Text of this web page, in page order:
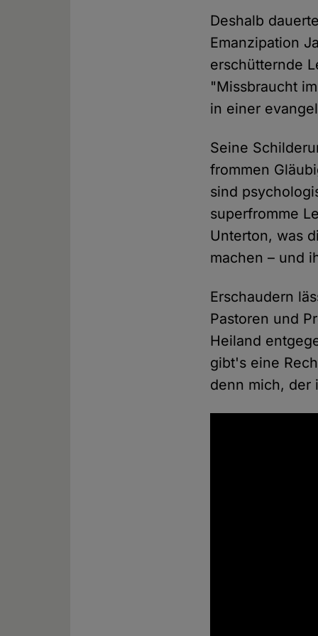
Deshalb
Emanzipation
erschütternde
"Missbraucht
in einer
Seine
frommen
sind
superfromme
Unterton, was
machen – und
Erschaudern
Pastoren und
Heiland
gibt's eine
denn mich, der